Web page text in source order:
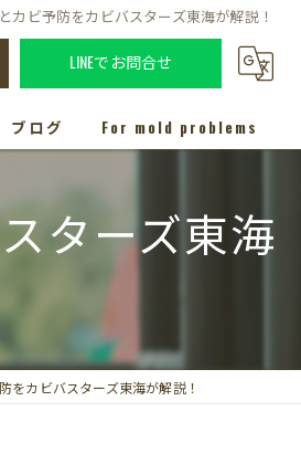
カビ予防をカビバスターズ東海が解説！
LINEでお問合せ
ブログ For mold problems
ターズ東海
をカビバスターズ東海が解説！